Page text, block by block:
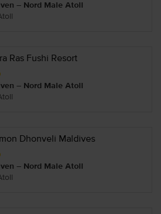
– Nord Male Atoll
Ras Fushi Resort
– Nord Male Atoll
Dhonveli Maldives
– Nord Male Atoll